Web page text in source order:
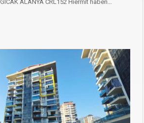
ALANYA CRL152 Hiermit haben…